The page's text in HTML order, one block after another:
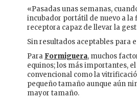
«Pasadas unas semanas,
incubador portátil de nuevo a
receptora capaz de llevar la
Sin resultados aceptables para
Para Formiguera, muchos
equinos; los más importantes,
convencional como la
pequeño tamaño aunque aún
mayor tamaño.